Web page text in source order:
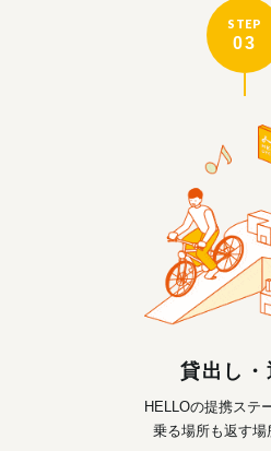
STEP
03
貸出し・
HELLOの提携ステ
乗る場所も返す場